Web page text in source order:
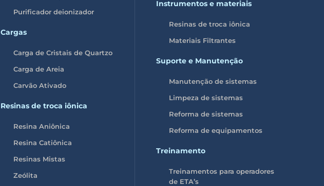
Purificador deionizador
Cargas
Carga de Cristais de Quartzo
Carga de Areia
Carvão Ativado
Resinas de troca iônica
Resina Aniônica
Resina Catiônica
Resinas Mistas
Zeólita
Instrumentos e materiais
Resinas de troca iônica
Materiais Filtrantes
Suporte e Manutenção
Manutenção de sistemas
Limpeza de sistemas
Reforma de sistemas
Reforma de equipamentos
Treinamento
Treinamentos para operadores
de ETA’s